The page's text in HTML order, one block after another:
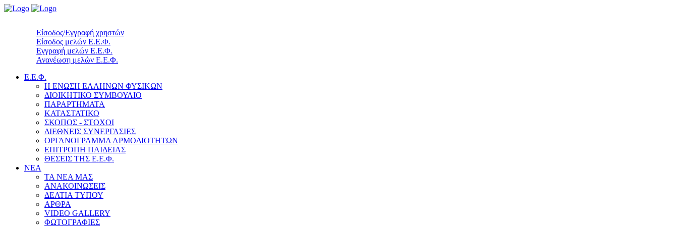
Είσοδος/Εγγραφή χρηστών
Είσοδος μελών Ε.Ε.Φ.
Εγγραφή μελών Ε.Ε.Φ.
Ανανέωση μελών Ε.Ε.Φ.
Ε.Ε.Φ.
Η ΕΝΩΣΗ ΕΛΛΗΝΩΝ ΦΥΣΙΚΩΝ
ΔΙΟΙΚΗΤΙΚΟ ΣΥΜΒΟΥΛΙΟ
ΠΑΡΑΡΤΗΜΑΤΑ
ΚΑΤΑΣΤΑΤΙΚΟ
ΣΚΟΠΟΣ - ΣΤΟΧΟΙ
ΔΙΕΘΝΕΙΣ ΣΥΝΕΡΓΑΣΙΕΣ
ΟΡΓΑΝΟΓΡΑΜΜΑ ΑΡΜΟΔΙΟΤΗΤΩΝ
ΕΠΙΤΡΟΠΗ ΠΑΙΔΕΙΑΣ
ΘΕΣΕΙΣ ΤΗΣ Ε.Ε.Φ.
ΝΕΑ
ΤΑ ΝΕΑ ΜΑΣ
ΑΝΑΚΟΙΝΩΣΕΙΣ
ΔΕΛΤΙΑ ΤΥΠΟΥ
ΑΡΘΡΑ
VIDEO GALLERY
ΦΩΤΟΓΡΑΦΙΕΣ